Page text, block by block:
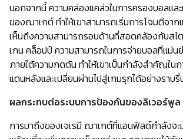
นอกจากนี้ ความคล่องแคล่วในการครองบอลแล
ของฌาเกต์ ทำให้เขาสามารถเริ่มการโจมตีจา
เห็นถึงความสามารถรอบด้านที่สอดคล้องกับสไ
เกน คล็อปป์ ความสามารถในการจ่ายบอลที่แม่น
ภายใต้ความกดดัน ทำให้เขาเป็นกำลังสำคัญใน
แดนหลังและเปลี่ยนผ่านไปสู่เกมรุกได้อย่างราบรื่
ผลกระทบต่อระบบการป้องกันของลิเวอร์พูล
การมาถึงของเจเรมี ฌาเกต์ที่แอนฟิลด์กำลังจะ